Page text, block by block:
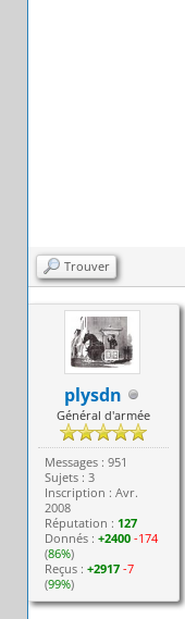
Trouver
plysdn
Général d'armée
Messages : 951
Sujets : 3
Inscription : Avr.
2008
Réputation : 127
Donnés :+2400 -174
(86%)
Reçus :+2917 -7
(99%)